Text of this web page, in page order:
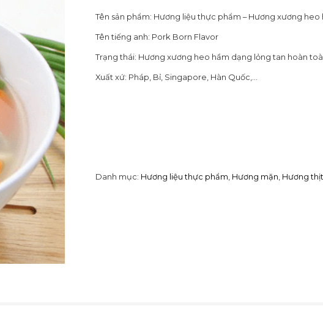
Tên sản phẩm: Hương liệu thực phẩm – Hương xương heo
Tên tiếng anh: Pork Born Flavor
Trạng thái: Hương xương heo hầm dạng lỏng tan hoàn
Xuất xứ: Pháp, Bỉ, Singapore, Hàn Quốc,…
Danh mục: Hương liệu thực phẩm, Hương mặn, Hương thịt